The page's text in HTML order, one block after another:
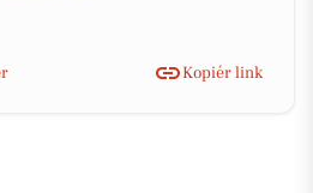
Kopiér link